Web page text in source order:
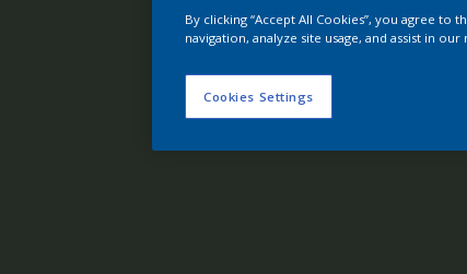
By clicking “Accept All Cookies”, you agree
navigation, analyze site usage, and assist in
Cookies Settings